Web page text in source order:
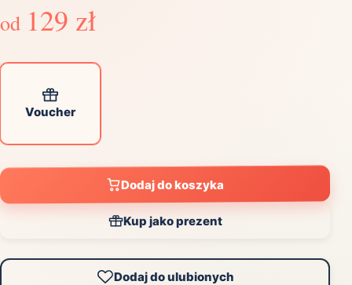
od 129 zł
Voucher
Dodaj do koszyka
Kup jako prezent
Dodaj do ulubionych